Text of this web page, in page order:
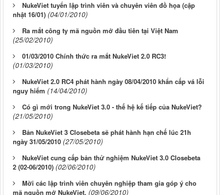
NukeViet tuyển lập trình viên và chuyên viên đồ họa (cập
nhật 16/01) (04/01/2010)
Ra mắt công ty mã nguồn mở đầu tiên tại Việt Nam
(25/02/2010)
01/03/2010 Chính thức ra mắt NukeViet 2.0 RC3!
(01/03/2010)
NukeViet 2.0 RC4 phát hành ngày 08/04/2010 khẩn cấp vá lỗi
nguy hiểm (14/04/2010)
Có gì mới trong NukeViet 3.0 - thế hệ kế tiếp của NukeViet?
(21/05/2010)
Bản NukeViet 3 Closebeta sẽ phát hành hạn chế lúc 21h
ngày 31/05/2010 (27/05/2010)
NukeViet cung cấp bản thử nghiệm NukeViet 3.0 Closebeta
2 (02-06/2010) (02/06/2010)
Mời các lập trình viên chuyên nghiệp tham gia góp ý cho
mã nguồn mở NukeViet. (09/06/2010)